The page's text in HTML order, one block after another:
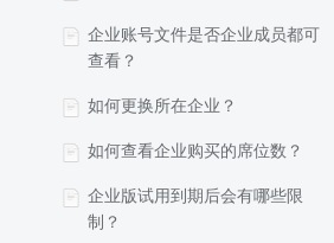
企业账号文件是否企业成员都可
查看？
如何更换所在企业？
如何查看企业购买的席位数？
企业版试用到期后会有哪些限
制？